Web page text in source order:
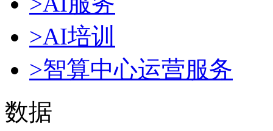
>AI培训
>智算中心运营服务
数据